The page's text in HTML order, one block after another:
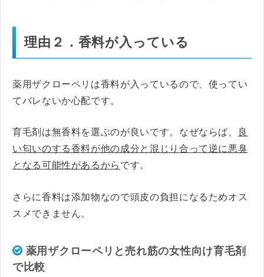
理由２．香料が入っている
薬用ザクローペリは香料が入っているので、使ってい
てバレないか心配です。
育毛剤は無香料を選ぶのが良いです。なぜならば、
良
い匂いのする香料が他の成分と混じり合って逆に悪臭
となる可能性があるから です。
さらに香料は添加物なので頭皮の負担になるためオス
スメできません。
薬用ザクローペリと売れ筋の女性向け育毛剤
で比較